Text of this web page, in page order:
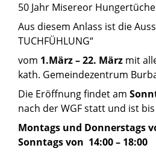
50 Jahr Misereor
Aus diesem Anlass ist die
TUCHFÜHLUNG“
vom 1.März – 22. März mit
kath. Gemeindezentrum
Die Eröffnung findet am
nach der WGF statt und ist bis
Montags und Donnerstags
Sonntags von 14:00 – 18:00